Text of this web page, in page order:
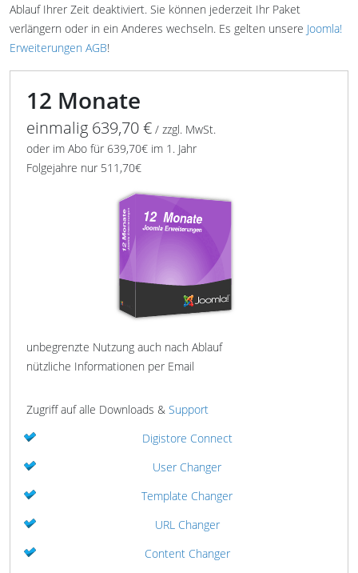
Ablauf Ihrer Zeit deaktiviert. Sie können jederzeit Ihr Paket
verlängern oder in ein Anderes wechseln. Es gelten unsere Joomla!
Erweiterungen AGB!
12 Monate
einmalig 639,70 € / zzgl. MwSt.
oder im Abo für 639,70€ im 1. Jahr
Folgejahre nur 511,70€
unbegrenzte Nutzung auch nach Ablauf
nützliche Informationen per Email
Zugriff auf alle Downloads & Support
Digistore Connect
User Changer
Template Changer
URL Changer
Content Changer